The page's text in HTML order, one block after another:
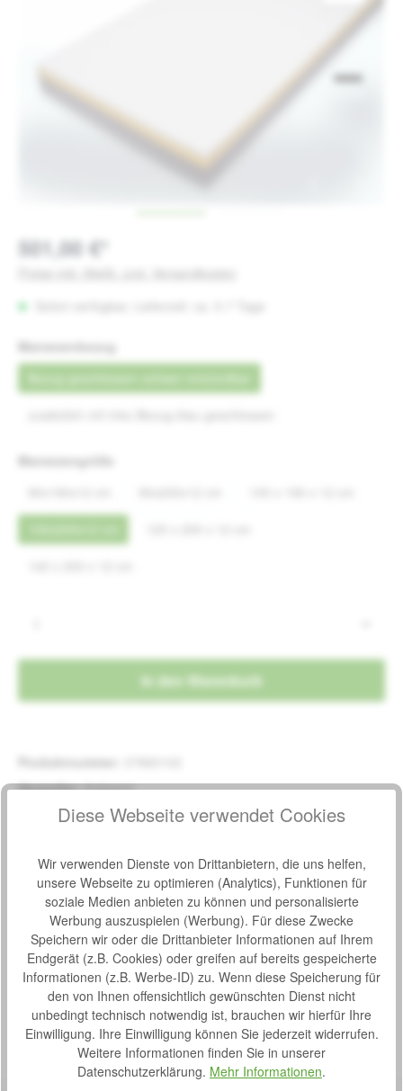
501,00 €*
Matratzenbezug
Matratzengröße
In den Warenkorb
Produktnummer:
Hersteller:Kubivent
Hersteller-Nr.: DPM124
Beschreibung
Die besondere Anpassungsfähigkeit der viscoelastischen
Mittelschicht bei der Anti-Decubitus-Matratze Kubivent Decu-
P12 wirkt…
Mehr
Eigenschaften
Bewertungen
Diese Webseite verwendet Cookies
Wir verwenden Dienste von Drittanbietern, die uns helfen,
unsere Webseite zu optimieren (Analytics), Funktionen für
soziale Medien anbieten zu können und personalisierte
Werbung auszuspielen (Werbung). Für diese Zwecke
Speichern wir oder die Drittanbieter Informationen auf Ihrem
Endgerät (z.B. Cookies) oder greifen auf bereits gespeicherte
Informationen (z.B. Werbe-ID) zu. Wenn diese Speicherung für
den von Ihnen offensichtlich gewünschten Dienst nicht
unbedingt technisch notwendig ist, brauchen wir hierfür Ihre
Einwilligung. Ihre Einwilligung können Sie jederzeit widerrufen.
Weitere Informationen finden Sie in unserer
Datenschutzerklärung. Mehr Informationen.